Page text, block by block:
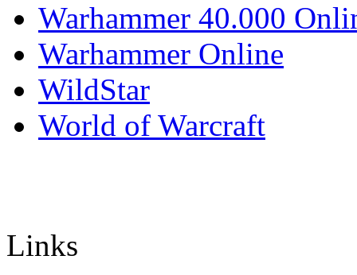
Warhammer 40.000
Warhammer Online
WildStar
World of Warcraft
Links